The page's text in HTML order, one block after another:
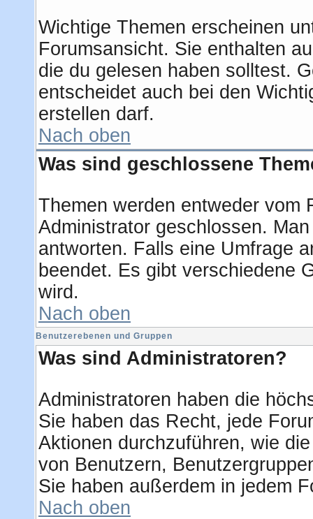
Wichtige Themen erscheinen
Forumsansicht. Sie enthalten
die du gelesen haben solltest.
entscheidet auch bei den
erstellen darf.
Nach oben
Was sind geschlossene
Themen werden entweder vom
Administrator geschlossen.
antworten. Falls eine Umfrage
beendet. Es gibt verschiedene
wird.
Nach oben
Benutzerebenen und Gruppen
Was sind Administratoren?
Administratoren haben die
Sie haben das Recht, jede
Aktionen durchzuführen, wie
von Benutzern,
Sie haben außerdem in jedem
Nach oben